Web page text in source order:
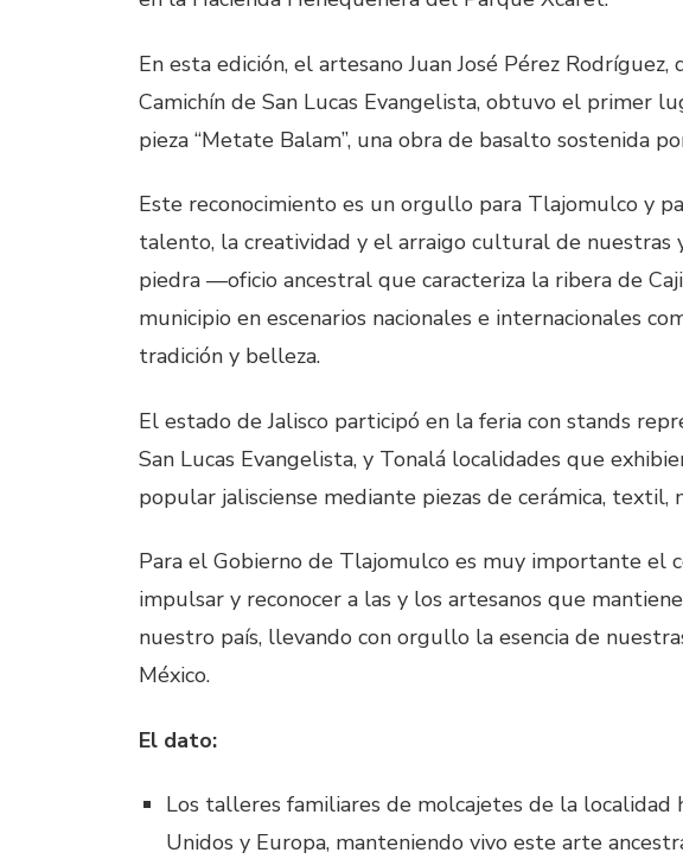
En esta edición, el artesano Juan José Pérez
Camichín de San Lucas Evangelista, obtuvo el primer
pieza “Metate Balam”, una obra de basalto sostenida
Este reconocimiento es un orgullo para Tlajomulco y
talento, la creatividad y el arraigo cultural de nuestras
piedra —oficio ancestral que caracteriza la ribera de
municipio en escenarios nacionales e internacionales
tradición y belleza.
El estado de Jalisco participó en la feria con stands
San Lucas Evangelista, y Tonalá localidades que
popular jalisciense mediante piezas de cerámica, textil,
Para el Gobierno de Tlajomulco es muy importante el
impulsar y reconocer a las y los artesanos que
nuestro país, llevando con orgullo la esencia de
México.
El dato:
Los talleres familiares de molcajetes de la localidad
Unidos y Europa, manteniendo vivo este arte